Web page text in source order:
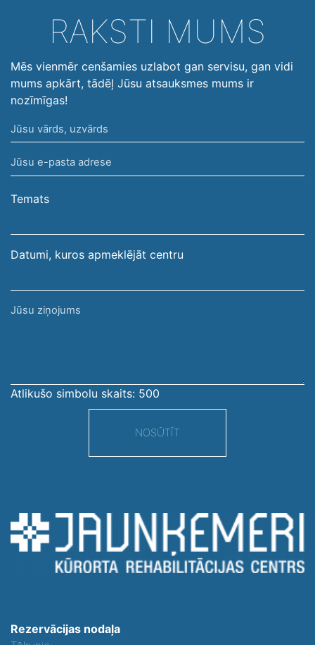
RAKSTI MUMS
Mēs vienmēr cenšamies uzlabot gan servisu, gan vidi
mums apkārt, tādēļ Jūsu atsauksmes mums ir
nozīmīgas!
Jūsu
vārds,
uzvārds
Jūsu
e-
pasta
Temats
Datumi, kuros apmeklējāt centru
Jūsu
Atlikušo simbolu skaits: 500
NOSŪTĪT
Rezervācijas nodaļa